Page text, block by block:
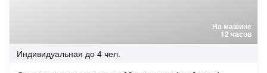
На машине
12 часов
Индивидуальная до 4 чел.